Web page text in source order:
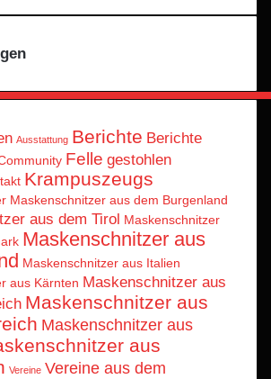
Ausstattung Berichte Berichte
Felle gestohlen
Krampuszeugs
Maskenschnitzer aus dem Burgenland
aus dem Tirol Maskenschnitzer
Maskenschnitzer aus
Maskenschnitzer aus Italien
aus Kärnten Maskenschnitzer aus
Maskenschnitzer aus
Maskenschnitzer aus
aus
Vereine Vereine aus dem